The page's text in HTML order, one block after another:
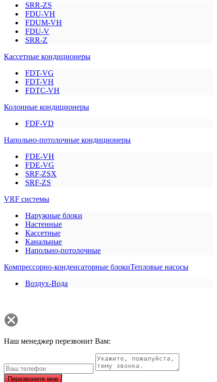
SRR-ZS
FDU-VH
FDUM-VH
FDU-V
SRR-Z
Кассетные кондиционеры
FDT-VG
FDT-VH
FDTC-VH
Колонные кондиционеры
FDF-VD
Напольно-потолочные кондиционеры
FDE-VH
FDE-VG
SRF-ZSX
SRF-ZS
VRF системы
Наружные блоки
Настенные
Кассетные
Канальные
Напольно-потолочные
Компрессорно-конденсаторные блокиТепловые насосы
Воздух-Вода
Наш менеджер перезвонит Вам:
Перезвоните мне